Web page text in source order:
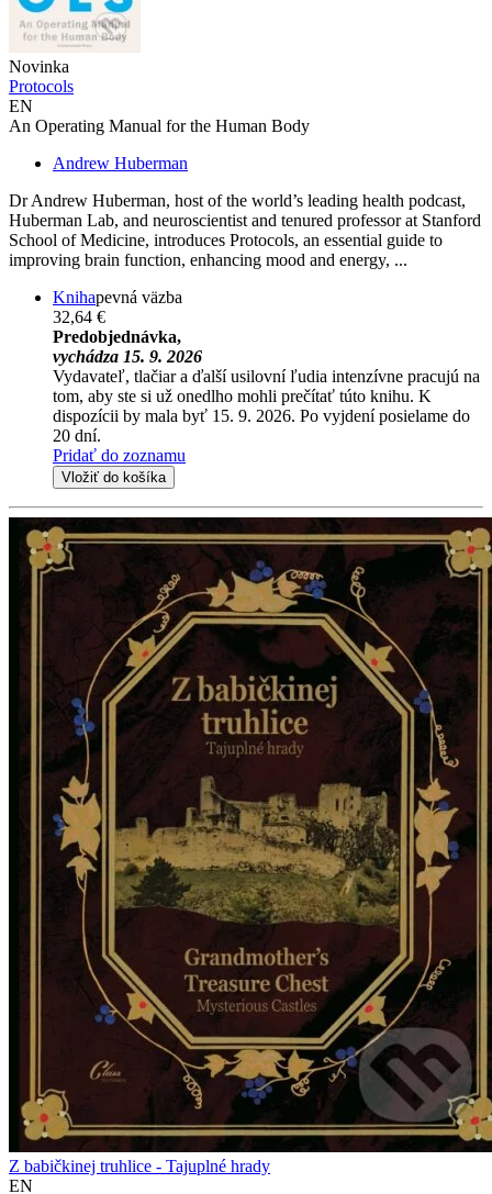
Novinka
Protocols
EN
An Operating Manual for the Human Body
Andrew Huberman
Dr Andrew Huberman, host of the world’s leading health podcast,
Huberman Lab, and neuroscientist and tenured professor at Stanford
School of Medicine, introduces Protocols, an essential guide to
improving brain function, enhancing mood and energy, ...
Knihapevná väzba
32,64 €
Predobjednávka,
vychádza 15. 9. 2026
Vydavateľ, tlačiar a ďalší usilovní ľudia intenzívne pracujú na
tom, aby ste si už onedlho mohli prečítať túto knihu. K
dispozícii by mala byť 15. 9. 2026. Po vyjdení posielame do
20 dní.
Pridať do zoznamu
Vložiť do košíka
Z babičkinej truhlice - Tajuplné hrady
EN